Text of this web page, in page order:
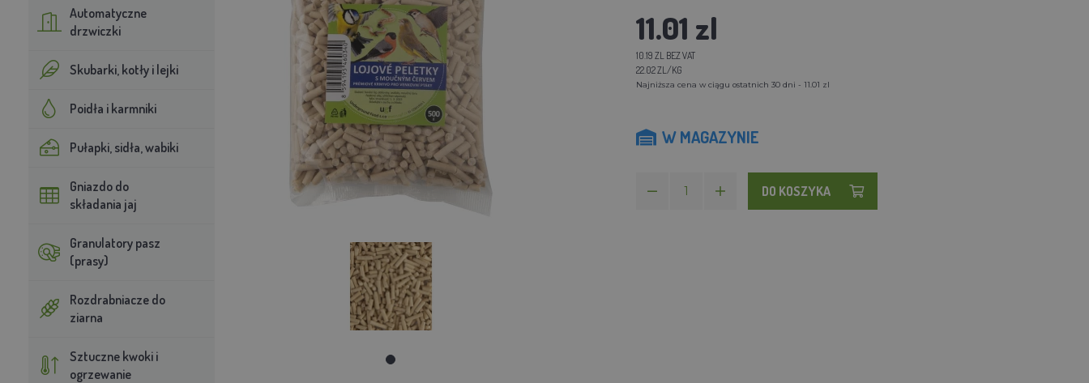
Automatyczne
drzwiczki
Skubarki, kotły i lejki
Poidła i karmniki
Pułapki, sidła, wabiki
Gniazdo do
składania jaj
Granulatory pasz
(prasy)
Rozdrabniacze do
ziarna
Sztuczne kwoki i
ogrzewanie
11.01 zl
10.19 ZL BEZ VAT
22.02 ZL/KG
Najniższa cena w ciągu ostatnich 30 dni - 11.01 zl
W MAGAZYNIE
DO KOSZYKA